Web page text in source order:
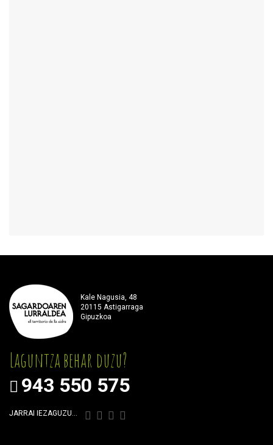
Kale Nagusia, 48
20115 Astigarraga
Gipuzkoa
Laguntza behar duzu?
943 550 575
JARRAI IEZAGUZU…